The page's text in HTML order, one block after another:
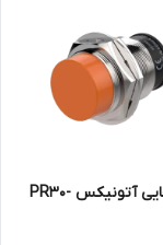
سنسور القایی آتونیکس PR30-